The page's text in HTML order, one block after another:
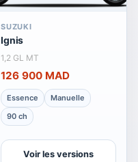
SUZUKI
Ignis
1,2 GL MT
126 900 MAD
Essence
Manuelle
90 ch
Voir les versions